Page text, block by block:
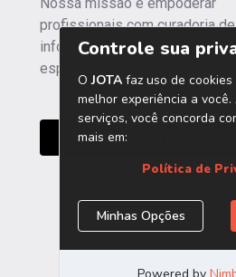
profissionais com curadoria de
informações independentes e
especializadas.
CONHEÇA O JOTA PRO